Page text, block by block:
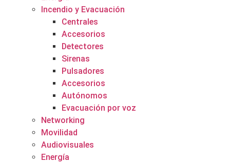
Incendio y Evacuación
Centrales
Accesorios
Detectores
Sirenas
Pulsadores
Accesorios
Autónomos
Evacuación por voz
Networking
Movilidad
Audiovisuales
Energía